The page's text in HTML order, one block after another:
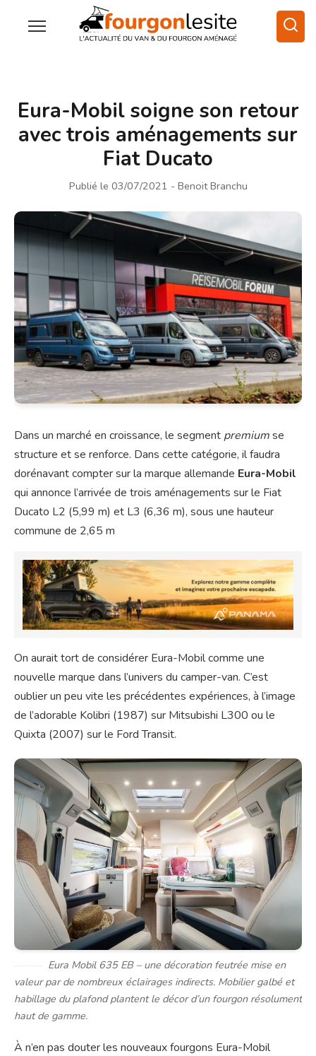
Eura-Mobil soigne son retour
avec trois aménagements sur
Fiat Ducato
Publié le 03/07/2021 - Benoit Branchu
Dans un marché en croissance, le segment premiumse
structure et se renforce. Dans cette catégorie, il faudra
dorénavant compter sur la marque allemande Eura-Mobil
qui annonce l’arrivée de trois aménagements sur le Fiat
Ducato L2 (5,99 m) et L3 (6,36 m), sous une hauteur
commune de 2,65 m
On aurait tort de considérer Eura-Mobil comme une
nouvelle marque dans l’univers du camper-van. C’est
oublier un peu vite les précédentes expériences, à l’image
de l’adorable Kolibri (1987) sur Mitsubishi L300 ou le
Quixta (2007) sur le Ford Transit.
Eura Mobil 635 EB – une décoration feutrée mise en
valeur par de nombreux éclairages indirects. Mobilier galbé et
habillage du plafond plantent le décor d’un fourgon résolument
haut de gamme.
À n’en pas douter les nouveaux fourgons Eura-Mobil